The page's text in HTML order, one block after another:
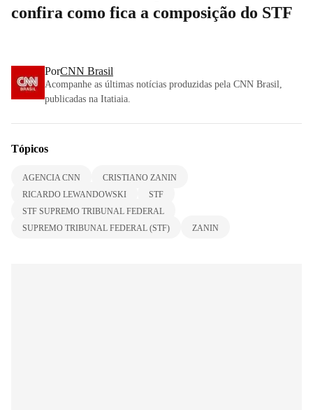
confira como fica a composição do STF
PorCNN Brasil
Acompanhe as últimas notícias produzidas pela CNN Brasil,
publicadas na Itatiaia.
Tópicos
AGENCIA CNN
CRISTIANO ZANIN
RICARDO LEWANDOWSKI
STF
STF SUPREMO TRIBUNAL FEDERAL
SUPREMO TRIBUNAL FEDERAL (STF)
ZANIN